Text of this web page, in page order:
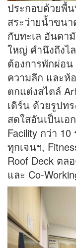
ประกอบด้วยพื้น
สระว่ายน้ำขน
กับทะเล อันดา
ใหญ่ คำนึงถึงไ
ต้องการพักผ่อ
ความลึก และห้
ตกแต่งสไตล์
เดิร์น ด้วยรูปท
สดใสอันเป็นเ
Facility กว่า
ทุกเจนฯ,
Roof Deck ตล
และ Co-